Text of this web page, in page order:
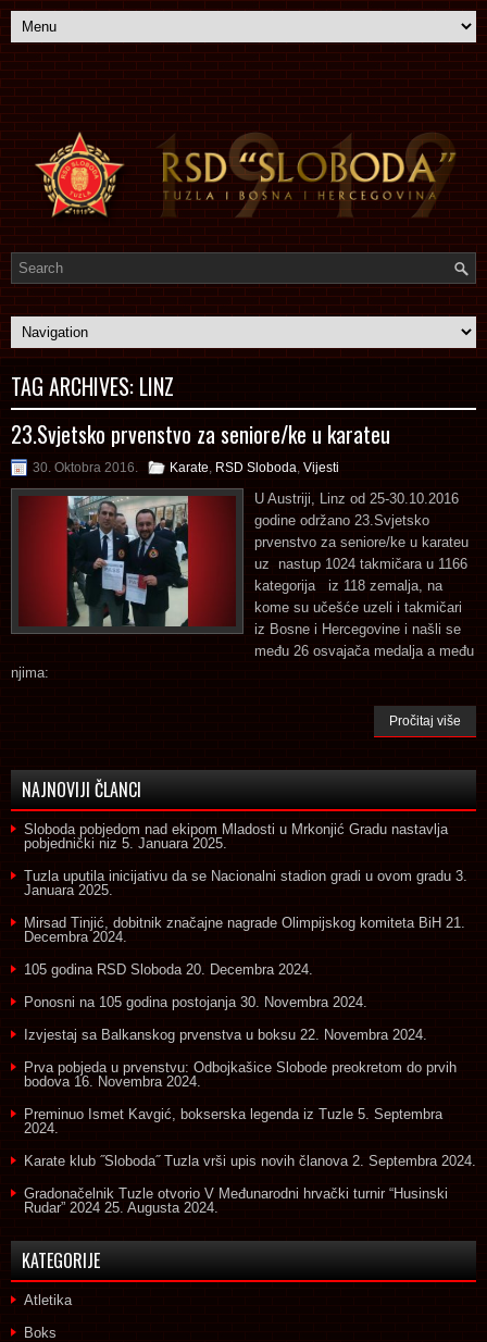
TAG ARCHIVES: LINZ
23.Svjetsko prvenstvo za seniore/ke u karateu
30. Oktobra 2016. Karate RSD Sloboda Vijesti
U Austriji, Linz od 25-30.10.2016
godine održano 23.Svjetsko
prvenstvo za seniore/ke u karateu
uz nastup 1024 takmičara u 1166
kategorija iz 118 zemalja, na
kome su učešće uzeli i takmičari
iz Bosne i Hercegovine i našli se
među 26 osvajača medalja a među
njima:
Pročitaj više
NAJNOVIJI ČLANCI
Sloboda pobjedom nad ekipom Mladosti u Mrkonjić Gradu nastavlja
pobjednički niz 5. Januara 2025.
Tuzla uputila inicijativu da se Nacionalni stadion gradi u ovom gradu 3.
Januara 2025.
Mirsad Tinjić, dobitnik značajne nagrade Olimpijskog komiteta BiH 21.
Decembra 2024.
105 godina RSD Sloboda 20. Decembra 2024.
Ponosni na 105 godina postojanja 30. Novembra 2024.
Izvjestaj sa Balkanskog prvenstva u boksu 22. Novembra 2024.
Prva pobjeda u prvenstvu: Odbojkašice Slobode preokretom do prvih
bodova 16. Novembra 2024.
Preminuo Ismet Kavgić, bokserska legenda iz Tuzle 5. Septembra
2024.
Karate klub ˝Sloboda˝ Tuzla vrši upis novih članova 2. Septembra 2024.
Gradonačelnik Tuzle otvorio V Međunarodni hrvački turnir “Husinski
Rudar” 2024 25. Augusta 2024.
KATEGORIJE
Atletika
Boks